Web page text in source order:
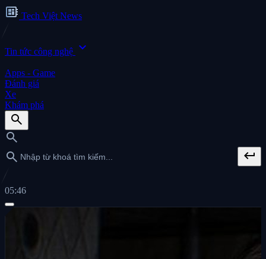
developer_board Tech Việt News
Tin tức công nghệ expand_more
Apps - Game
Đánh giá
Xe
Khám phá
search
search
search
keyboard_return
05:46